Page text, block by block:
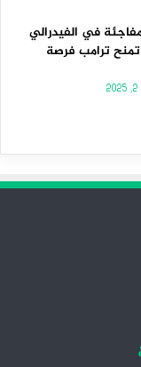
في الفيدرالي
تمنح ترامب فرصة